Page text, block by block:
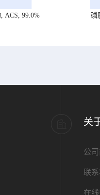
ACS, 99.0% 磷
关
公
联
在